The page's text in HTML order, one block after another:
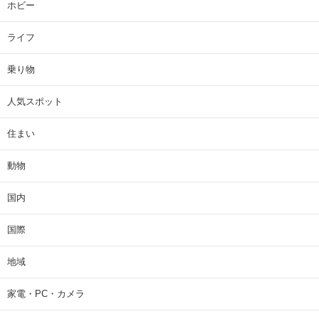
ホビー
ライフ
乗り物
人気スポット
住まい
動物
国内
国際
地域
家電・PC・カメラ